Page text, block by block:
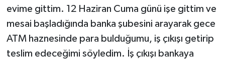
evime gittim. 12 Haziran Cuma günü işe gittim ve
mesai başladığında banka şubesini arayarak gece
ATM haznesinde para bulduğumu, iş çıkışı getirip
teslim edeceğimi söyledim. İş çıkışı bankaya